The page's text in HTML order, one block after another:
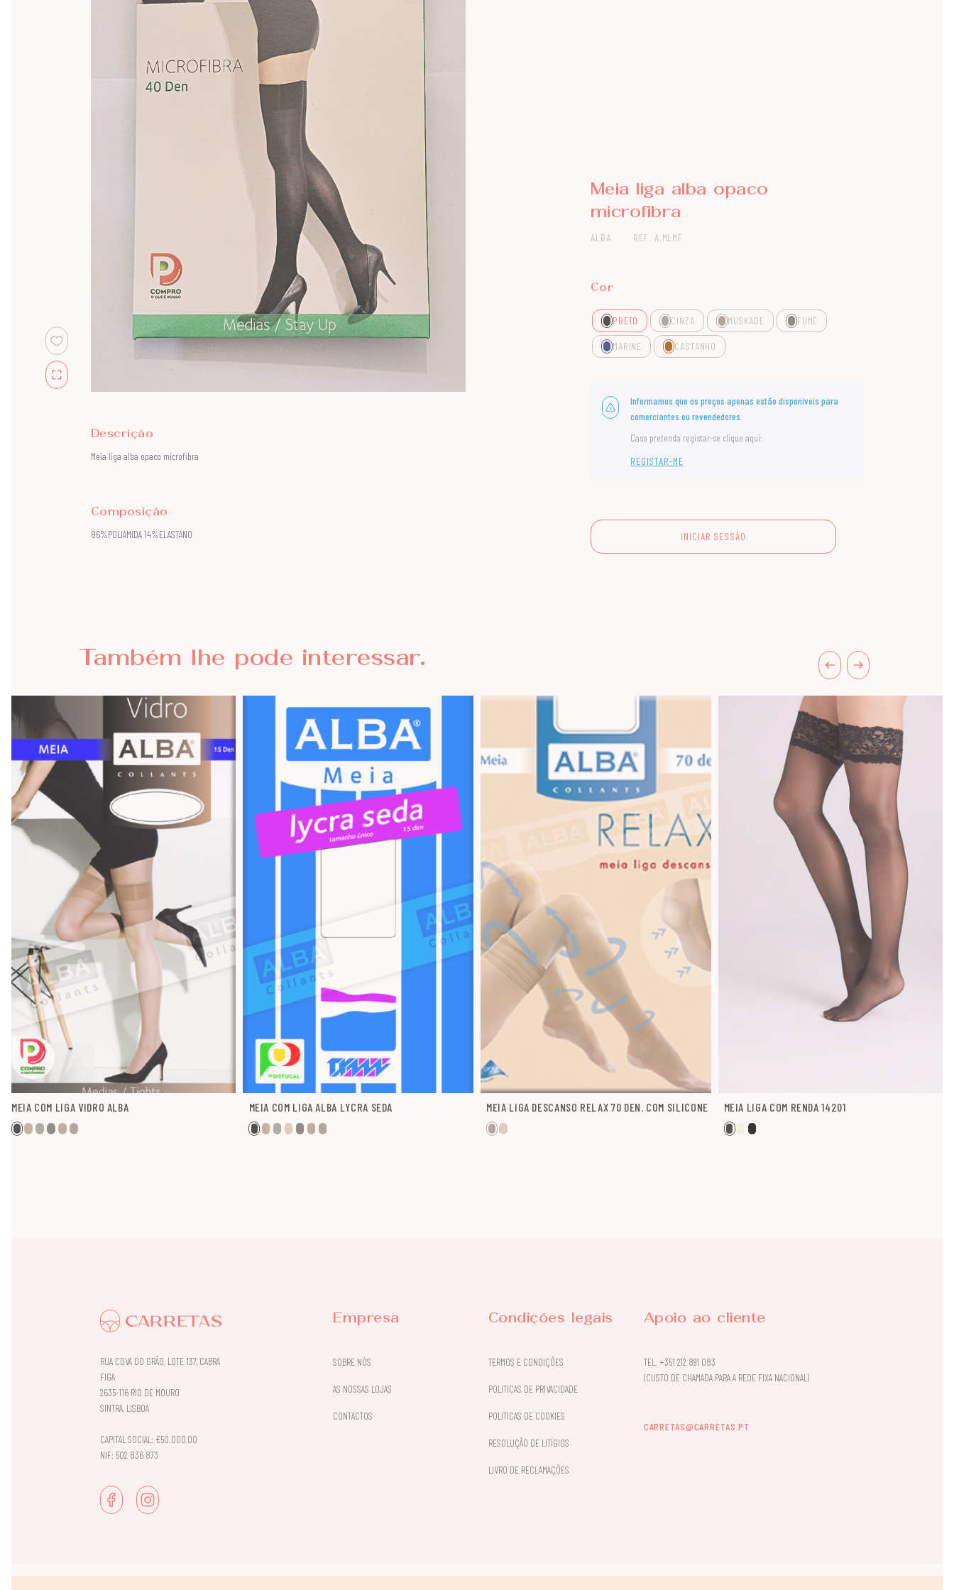
Descrição
Meia liga alba opaco microfibra
Composição
86%POLIAMIDA 14%ELASTANO
Meia liga alba opaco
microfibra
ALBA REF. A.MLMF
Cor
PRETO CINZA MUSKADE FUMÉ
MARINE CASTANHO
Informamos que os preços apenas estão disponíveis para
comerciantes ou revendedores.
Caso pretenda registar-se clique aqui:
REGISTAR-ME
INICIAR SESSÃO
Também lhe pode interessar.
MEIA COM LIGA VIDRO ALBA MEIA COM LIGA ALBA LYCRA SEDA MEIA LIGA DESCANSO RELAX 70 DEN. COM SILICONE MEIA LIGA COM RENDA 14201
RUA COVA DO GRÃO, LOTE 137, CABRA
FIGA
2635-116 RIO DE MOURO
SINTRA, LISBOA
CAPITAL SOCIAL: €50.000,00
NIF: 502 836 873
Empresa
SOBRE NÓS
AS NOSSAS LOJAS
CONTACTOS
Condições legais
TERMOS E CONDIÇÕES
POLITICAS DE PRIVACIDADE
POLITICAS DE COOKIES
RESOLUÇÃO DE LITÍGIOS
LIVRO DE RECLAMAÇÕES
Apoio ao cliente
TEL. +351 212 891 083
(CUSTO DE CHAMADA PARA A REDE FIXA NACIONAL)
CARRETAS@CARRETAS.PT